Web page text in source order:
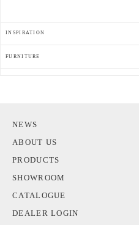
INSPIRATION
FURNITURE
NEWS
ABOUT US
PRODUCTS
SHOWROOM
CATALOGUE
DEALER LOGIN